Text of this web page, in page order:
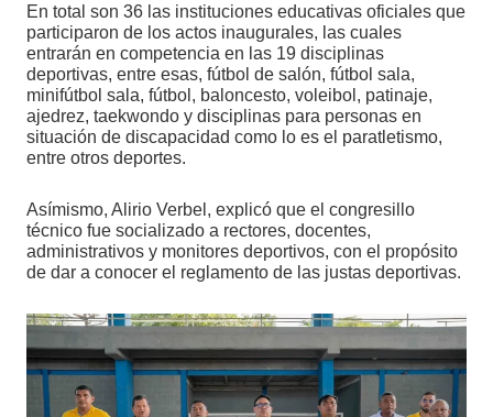
En total son 36 las instituciones educativas oficiales que
participaron de los actos inaugurales, las cuales
entrarán en competencia en las 19 disciplinas
deportivas, entre esas, fútbol de salón, fútbol sala,
minifútbol sala, fútbol, baloncesto, voleibol, patinaje,
ajedrez, taekwondo y disciplinas para personas en
situación de discapacidad como lo es el paratletismo,
entre otros deportes.
Asímismo, Alirio Verbel, explicó que el congresillo
técnico fue socializado a rectores, docentes,
administrativos y monitores deportivos, con el propósito
de dar a conocer el reglamento de las justas deportivas.